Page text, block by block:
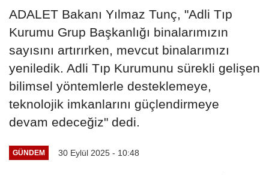
ADALET Bakanı Yılmaz Tunç, "Adli Tıp
Kurumu Grup Başkanlığı binalarımızın
sayısını artırırken, mevcut binalarımızı
yeniledik. Adli Tıp Kurumunu sürekli gelişen
bilimsel yöntemlerle desteklemeye,
teknolojik imkanlarını güçlendirmeye
devam edeceğiz" dedi.
GÜNDEM 30 Eylül 2025 - 10:48